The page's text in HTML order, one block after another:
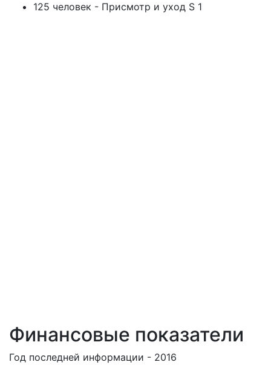
125 человек - Присмотр и уход S 1
Финансовые показатели
Год последней информации - 2016